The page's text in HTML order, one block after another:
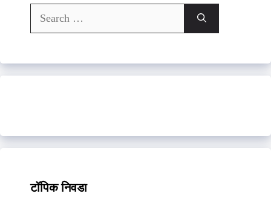
Search
for:
टॉपिक निवडा